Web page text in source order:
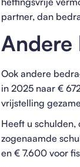
partner, dan
Andere
Ook andere
in 2025 naar €
vrijstelling
Heeft u schulden,
zogenaamde
en € 7.600 voor